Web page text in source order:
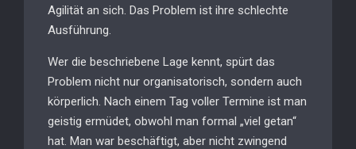
Agilität an sich. Das Problem ist ihre schlechte
Ausführung.
Wer die beschriebene Lage kennt, spürt das
Problem nicht nur organisatorisch, sondern auch
körperlich. Nach einem Tag voller Termine ist man
geistig ermüdet, obwohl man formal „viel getan“
hat. Man war beschäftigt, aber nicht zwingend